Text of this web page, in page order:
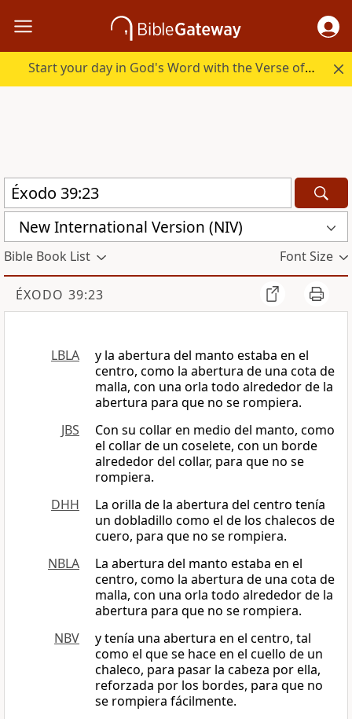
Start your day in God's Word with the Verse of the Day.
New International Version (NIV)
Bible Book List Font Size
ÉXODO 39:23
LBLA
y la abertura del manto estaba en el
centro, como la abertura de una cota de
malla, con una orla todo alrededor de la
abertura para que no se rompiera.
JBS
Con su collar en medio del manto, como
el collar de un coselete, con un borde
alrededor del collar, para que no se
rompiera.
DHH
La orilla de la abertura del centro tenía
un dobladillo como el de los chalecos de
cuero, para que no se rompiera.
NBLA
La abertura del manto estaba en el
centro, como la abertura de una cota de
malla, con una orla todo alrededor de la
abertura para que no se rompiera.
NBV
y tenía una abertura en el centro, tal
como el que se hace en el cuello de un
chaleco, para pasar la cabeza por ella,
reforzada por los bordes, para que no
se rompiera fácilmente.